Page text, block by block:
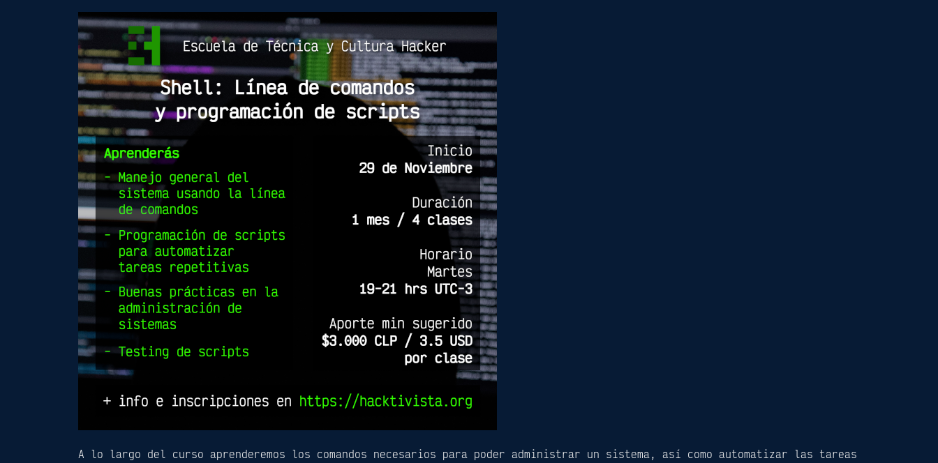
A lo largo del curso aprenderemos los comandos necesarios para poder administrar un sistema, así como automatizar las tareas